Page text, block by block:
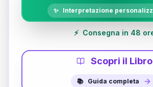
✨ Interpretazione
⚡ Consegna in 48
Scopri il Libro
📚 Guida completa